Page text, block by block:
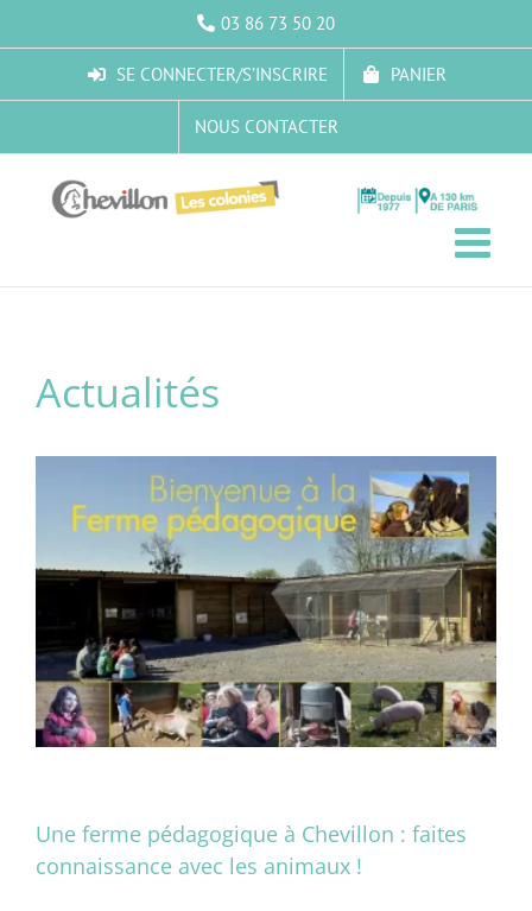
03 86 73 50 20
SE CONNECTER/S’INSCRIRE PANIER
NOUS CONTACTER
Actualités
Une ferme pédagogique à Chevillon : faites
connaissance avec les animaux !